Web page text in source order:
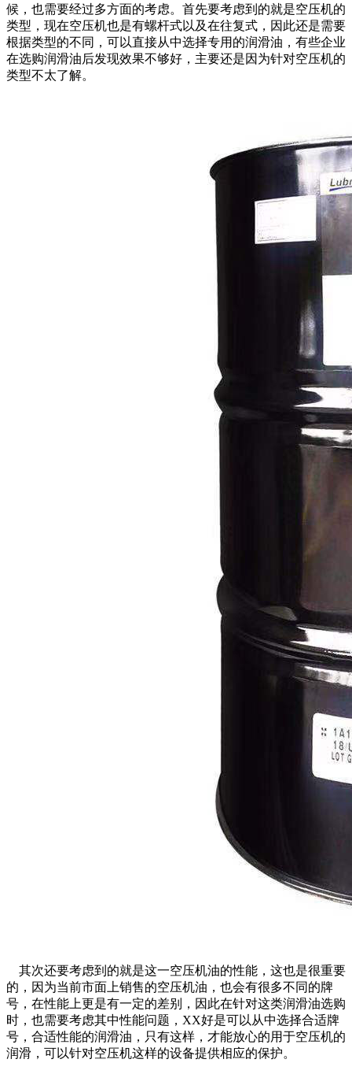
候，也需要经过多方面的考虑。首先要考虑到的就是空压机的
类型，现在空压机也是有螺杆式以及在往复式，因此还是需要
根据类型的不同，可以直接从中选择专用的润滑油，有些企业
在选购润滑油后发现效果不够好，主要还是因为针对空压机的
类型不太了解。
其次还要考虑到的就是这一空压机油的性能，这也是很重要
的，因为当前市面上销售的空压机油，也会有很多不同的牌
号，在性能上更是有一定的差别，因此在针对这类润滑油选购
时，也需要考虑其中性能问题，XX好是可以从中选择合适牌
号，合适性能的润滑油，只有这样，才能放心的用于空压机的
润滑，可以针对空压机这样的设备提供相应的保护。